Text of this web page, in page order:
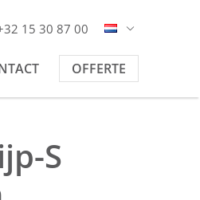
15 30 87 00
OFFERTE
S